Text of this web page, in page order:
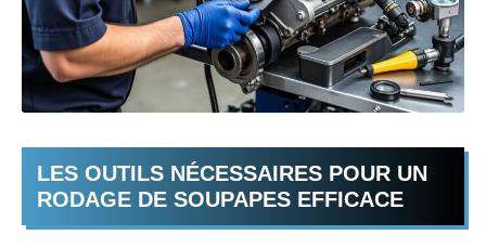
LES OUTILS NÉCESSAIRES POUR UN
RODAGE DE SOUPAPES EFFICACE